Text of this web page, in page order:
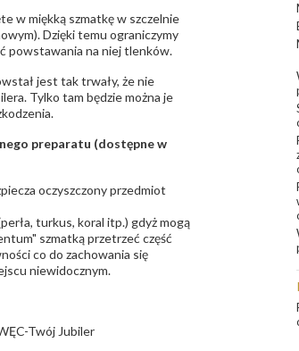
w miękką szmatkę w szczelnie
Dzięki temu ograniczymy
powstawania na niej tlenków.
jest tak trwały, że nie
Tylko tam będzie można je
preparatu (dostępne w
oczyszczony przedmiot
turkus, koral itp.) gdyż mogą
szmatką przetrzeć część
co do zachowania się
niewidocznym.
Twój Jubiler